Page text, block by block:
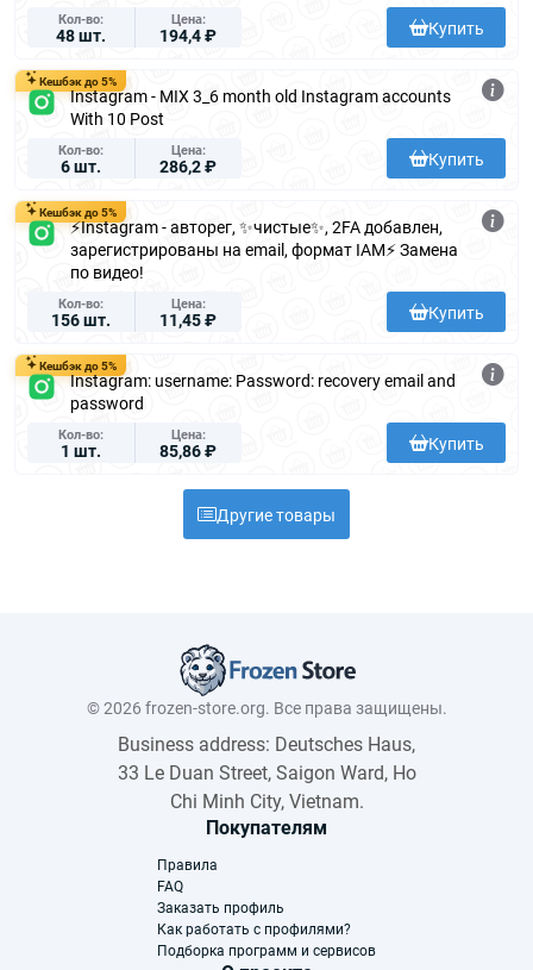
Кол-во
48 шт.
Цена
194,4 ₽ Купить
Кешбэк до 5%
Instagram - MIX 3_6 month old Instagram accounts
With 10 Post
Кол-во
6 шт.
Цена
286,2 ₽ Купить
Кешбэк до 5%
⚡️Instagram - авторег, ✨чистые✨, 2FA добавлен,
зарегистрированы на email, формат IAM⚡️ Замена
по видео!
Кол-во
156 шт.
Цена
11,45 ₽ Купить
Кешбэк до 5%
Instagram: username: Password: recovery email and
password
Кол-во
1 шт.
Цена
85,86 ₽ Купить
Другие товары
© 2026 frozen-store.org. Все права защищены.
Business address: Deutsches Haus,
33 Le Duan Street, Saigon Ward, Ho
Chi Minh City, Vietnam.
Покупателям
Правила
FAQ
Заказать профиль
Как работать с профилями?
Подборка программ и сервисов